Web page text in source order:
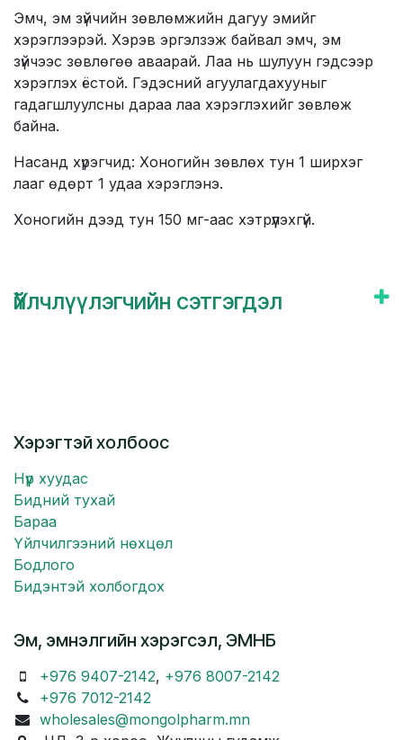
Эмч, эм зүйчийн зөвлөмжийн дагуу эмийг
хэрэглээрэй. Хэрэв эргэлзэж байвал эмч, эм
зүйчээс зөвлөгөө аваарай. Лаа нь шулуун гэдсээр
хэрэглэх ёстой. Гэдэсний агуулагдахууныг
гадагшлуулсны дараа лаа хэрэглэхийг зөвлөж
байна.
Насанд хүрэгчид: Хоногийн зөвлөх тун 1 ширхэг
лааг өдөрт 1 удаа хэрэглэнэ.
Хоногийн дээд тун 150 мг-аас хэтрүүлэхгүй.
Үйлчлүүлэгчийн сэтгэгдэл
Хэрэгтэй холбоос
Нүүр хуудас
Бидний тухай
Бараа
Үйлчилгээний нөхцөл
Бодлого
Бидэнтэй холбогдох
Эм, эмнэлгийн хэрэгсэл, ЭМНБ
+976 9407-2142, +976 8007-2142
+976 7012-2142
wholesales@mongolpharm.mn